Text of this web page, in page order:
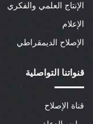
الإنتاج العلمي والفكري
الإعلام
الإصلاح الديمقراطي
قنواتنا التواصلية
قناة الإصلاح